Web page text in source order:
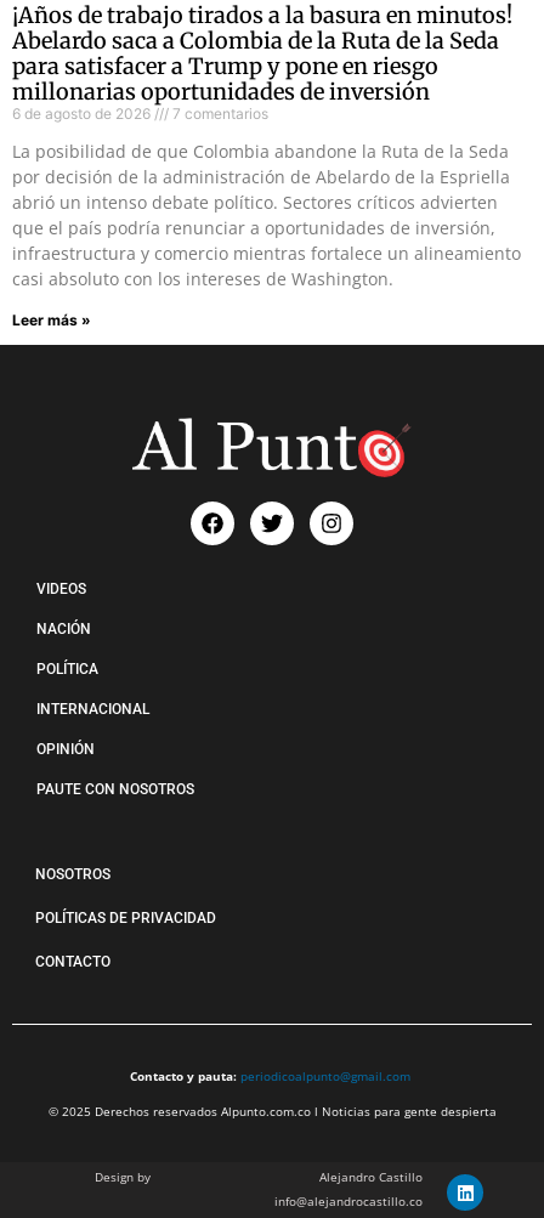
¡Años de trabajo tirados a la basura en minutos!
Abelardo saca a Colombia de la Ruta de la Seda
para satisfacer a Trump y pone en riesgo
millonarias oportunidades de inversión
6 de agosto de 2026 7 comentarios
La posibilidad de que Colombia abandone la Ruta de la Seda
por decisión de la administración de Abelardo de la Espriella
abrió un intenso debate político. Sectores críticos advierten
que el país podría renunciar a oportunidades de inversión,
infraestructura y comercio mientras fortalece un alineamiento
casi absoluto con los intereses de Washington.
Leer más »
VIDEOS
NACIÓN
POLÍTICA
INTERNACIONAL
OPINIÓN
PAUTE CON NOSOTROS
NOSOTROS
POLÍTICAS DE PRIVACIDAD
CONTACTO
Contacto y pauta: periodicoalpunto@gmail.com
© 2025 Derechos reservados Alpunto.com.co l Noticias para gente despierta
Design by
Alejandro Castillo
info@alejandrocastillo.co